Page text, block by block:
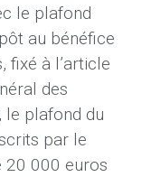
le plafond
au bénéfice
fixé à l’article
des
le plafond du
par le
20 000 euros